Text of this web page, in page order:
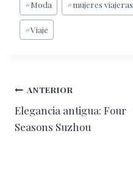
de
la
#Moda #mujeres viajeras
#Viaje
Navegación
de
ANTERIOR
Elegancia antigua: Four
Seasons Suzhou